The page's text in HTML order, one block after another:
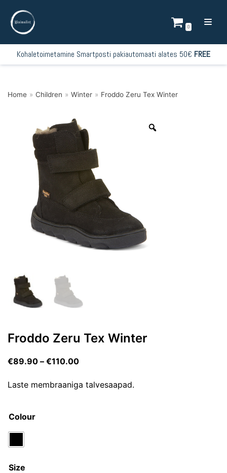
Skip
to
0
Kohaletoimetamine Smartposti pakiautomaati alates 50€ FREE
Home » Children » Winter » Froddo Zeru Tex Winter
Froddo Zeru Tex Winter
€89.90 – €110.00
Laste membraaniga talvesaapad.
Colour
Size